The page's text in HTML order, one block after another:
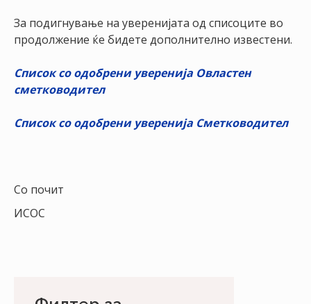
НАСТАНИ
НАЈАВА
ЧЛЕНОВИ
За подигнување на уверенијата од списоците во
продолжение ќе бидете дополнително известени.
Список со одобрени уверенија Овластен
сметководител
Список со одобрени уверенија Сметководител
Со почит
ИСОС